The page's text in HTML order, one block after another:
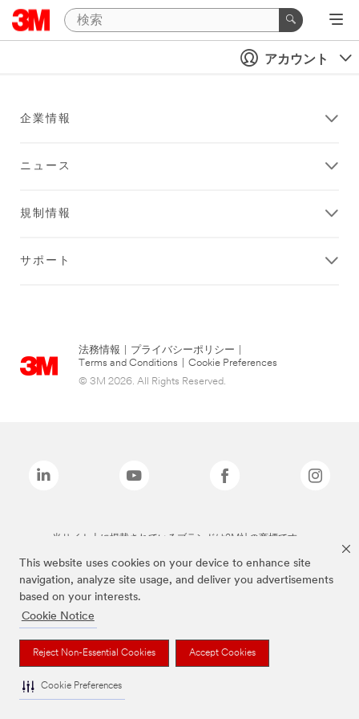
This website uses cookies on your device to enhance site
navigation, analyze site usage, and deliver you advertisements
based on your interests.
Cookie Notice
Reject Non-Essential Cookies Accept Cookies
Cookie Preferences
アカウント
企業情報
ニュース
規制情報
サポート
法務情報 プライバシーポリシー
Terms and Conditions
Cookie Preferences
© 3M 2026. All Rights Reserved.
当サイト上に掲載されているブランドは3M社の商標です。